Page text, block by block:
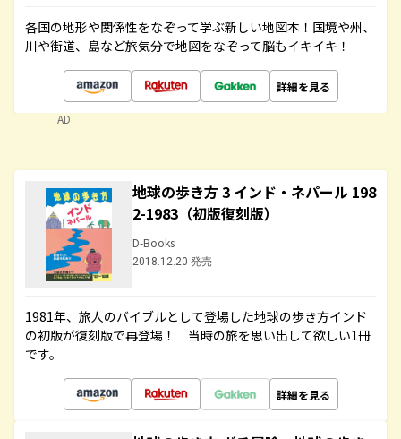
各国の地形や関係性をなぞって学ぶ新しい地図本！国境や州、
川や街道、島など旅気分で地図をなぞって脳もイキイキ！
詳細を見る
AD
地球の歩き方 3 インド・ネパール 198
2-1983（初版復刻版）
D-Books
2018.12.20 発売
1981年、旅人のバイブルとして登場した地球の歩き方インド
の初版が復刻版で再登場！ 当時の旅を思い出して欲しい1冊
です。
詳細を見る